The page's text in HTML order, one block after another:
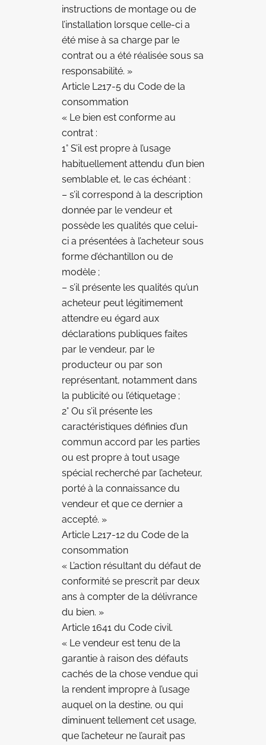
instructions de montage ou de
l’installation lorsque celle-ci a
été mise à sa charge par le
contrat ou a été réalisée sous sa
responsabilité. »
Article L217-5 du Code de la
consommation
« Le bien est conforme au
contrat :
1° S’il est propre à l’usage
habituellement attendu d’un bien
semblable et, le cas échéant :
– s’il correspond à la description
donnée par le vendeur et
possède les qualités que celui-
ci a présentées à l’acheteur sous
forme d’échantillon ou de
modèle ;
– s’il présente les qualités qu’un
acheteur peut légitimement
attendre eu égard aux
déclarations publiques faites
par le vendeur, par le
producteur ou par son
représentant, notamment dans
la publicité ou l’étiquetage ;
2° Ou s’il présente les
caractéristiques définies d’un
commun accord par les parties
ou est propre à tout usage
spécial recherché par l’acheteur,
porté à la connaissance du
vendeur et que ce dernier a
accepté. »
Article L217-12 du Code de la
consommation
« L’action résultant du défaut de
conformité se prescrit par deux
ans à compter de la délivrance
du bien. »
Article 1641 du Code civil.
« Le vendeur est tenu de la
garantie à raison des défauts
cachés de la chose vendue qui
la rendent impropre à l’usage
auquel on la destine, ou qui
diminuent tellement cet usage,
que l’acheteur ne l’aurait pas